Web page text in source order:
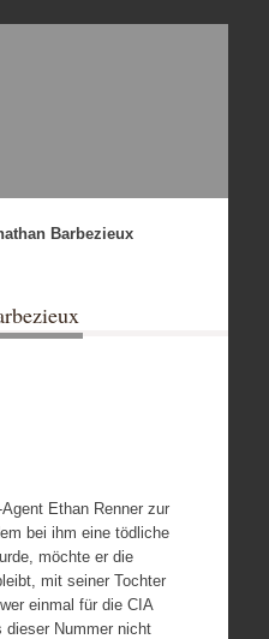
Barbezieux
Ethan Renner zur
bei ihm eine tödliche
möchte er die
mit seiner Tochter
einmal für die CIA
Nummer nicht